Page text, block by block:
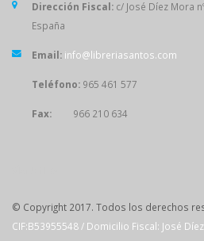
Dirección Fiscal: c/ José Díez Mora
España
Email: info@libreriasantos.com
Teléfono: 965 461 577
Fax: 966 210 634
© Copyright 2017. Todos los derechos
CIF:B53955548 / Domicilio Fiscal: José